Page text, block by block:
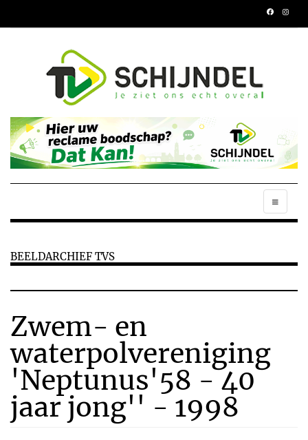
BEELDARCHIEF TVS
Zwem- en
waterpolvereniging
'Neptunus'58 - 40
jaar jong'' - 1998